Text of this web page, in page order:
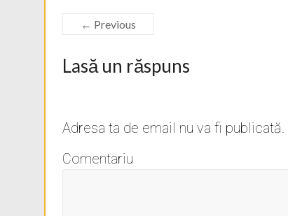
← Previous
Lasă un răspuns
Adresa ta de email nu va fi publicată.
Comentariu